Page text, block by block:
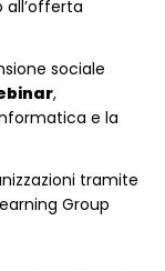
sociale
,
e la
tramite
Group